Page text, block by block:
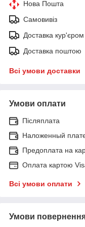
Нова Пошта
Самовивіз
Доставка кур'єром
Доставка поштою
Всі умови доставки
Умови оплати
Післяплата
Наложенный
Предоплата на
Оплата картою
Всі умови оплати
Умови